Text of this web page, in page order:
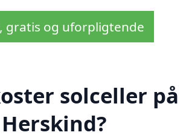
gratis og uforpligtende
solceller på